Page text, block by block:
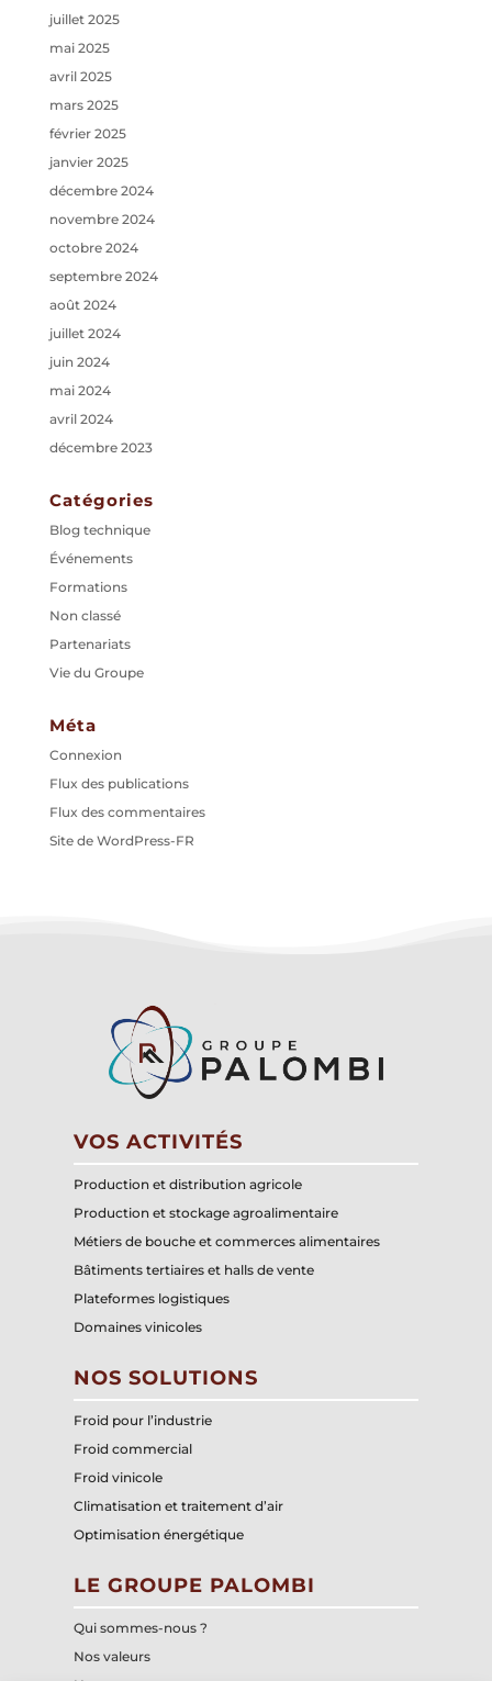
juillet 2025
mai 2025
avril 2025
mars 2025
février 2025
janvier 2025
décembre 2024
novembre 2024
octobre 2024
septembre 2024
août 2024
juillet 2024
juin 2024
mai 2024
avril 2024
décembre 2023
Catégories
Blog technique
Événements
Formations
Non classé
Partenariats
Vie du Groupe
Méta
Connexion
Flux des publications
Flux des commentaires
Site de WordPress-FR
VOS ACTIVITÉS
Production et distribution agricole
Production et stockage agroalimentaire
Métiers de bouche et commerces alimentaires
Bâtiments tertiaires et halls de vente
Plateformes logistiques
Domaines vinicoles
NOS SOLUTIONS
Froid pour l’industrie
Froid commercial
Froid vinicole
Climatisation et traitement d’air
Optimisation énergétique
LE GROUPE PALOMBI
Qui sommes-nous ?
Nos valeurs